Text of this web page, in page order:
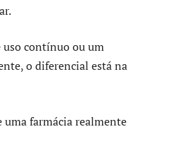
uso contínuo ou um
o diferencial está na
farmácia realmente